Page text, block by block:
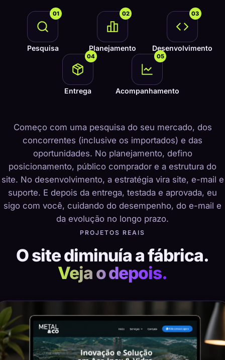
01
Pesquisa
02
Planejamento
03
Desenvolvimento
04
Entrega
05
Acompanhamento
Começo com uma pesquisa do seu mercado, dos
concorrentes (inclusive os importados) e das
oportunidades. No planejamento, defino
posicionamento, público comprador e a estrutura do
site. No desenvolvimento, a estratégia vira site, e-mail e
suporte. E depois da entrega, testada e aprovada, eu
sigo com você, cuidando do desempenho, do e-mail e
da evolução no longo prazo.
PROJETOS REAIS
O site diminuía a fábrica.
Veja o depois.